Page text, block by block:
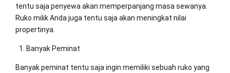
tentu saja penyewa akan memperpanjang masa sewanya.
Ruko milik Anda juga tentu saja akan meningkat nilai
propertinya.
Banyak Peminat
Banyak peminat tentu saja ingin memiliki sebuah ruko yang